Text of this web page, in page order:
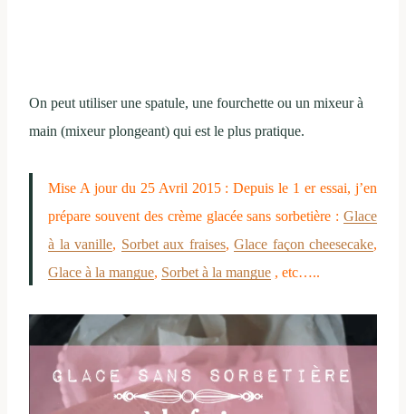
On peut utiliser une spatule, une fourchette ou un mixeur à
main (mixeur plongeant) qui est le plus pratique.
Mise A jour du 25 Avril 2015 : Depuis le 1 er essai, j’en
prépare souvent des crème glacée sans sorbetière : Glace
à la vanille, Sorbet aux fraises, Glace façon cheesecake,
Glace à la mangue, Sorbet à la mangue , etc…..